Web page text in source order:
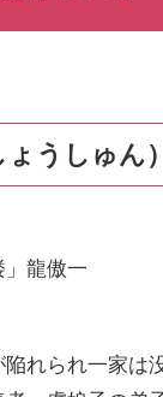
うしゅん）
」龍傲一
れられ一家は